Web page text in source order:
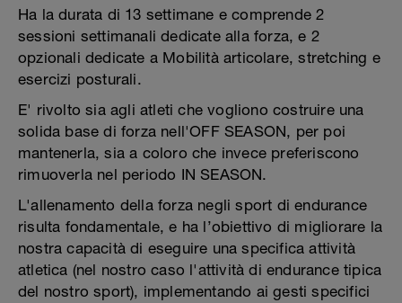
Ha la durata di 13 settimane e comprende 2
sessioni settimanali dedicate alla forza, e 2
opzionali dedicate a Mobilità articolare, stretching e
esercizi posturali.
E' rivolto sia agli atleti che vogliono costruire una
solida base di forza nell'OFF SEASON, per poi
mantenerla, sia a coloro che invece preferiscono
rimuoverla nel periodo IN SEASON.
L'allenamento della forza negli sport di endurance
risulta fondamentale, e ha l’obiettivo di migliorare la
nostra capacità di eseguire una specifica attività
atletica (nel nostro caso l'attività di endurance tipica
del nostro sport), implementando ai gesti specifici